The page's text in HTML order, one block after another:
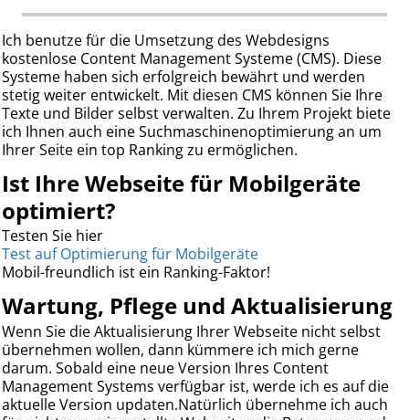
Ich benutze für die Umsetzung des Webdesigns
kostenlose Content Management Systeme (CMS). Diese
Systeme haben sich erfolgreich bewährt und werden
stetig weiter entwickelt. Mit diesen CMS können Sie Ihre
Texte und Bilder selbst verwalten. Zu Ihrem Projekt biete
ich Ihnen auch eine Suchmaschinenoptimierung an um
Ihrer Seite ein top Ranking zu ermöglichen.
Ist Ihre Webseite für Mobilgeräte
optimiert?
Testen Sie hier
Test auf Optimierung für Mobilgeräte
Mobil-freundlich ist ein Ranking-Faktor!
Wartung, Pflege und Aktualisierung
Wenn Sie die Aktualisierung Ihrer Webseite nicht selbst
übernehmen wollen, dann kümmere ich mich gerne
darum. Sobald eine neue Version Ihres Content
Management Systems verfügbar ist, werde ich es auf die
aktuelle Version updaten.Natürlich übernehme ich auch